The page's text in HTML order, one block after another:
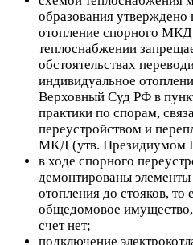
образования утверждено
отопление спорного
теплоснабжении
обстоятельствах
индивидуальное
Верховный Суд РФ в
практики по спорам,
переустройством и
МКД (утв. Президиумом
в ходе спорного
демонтированы
отопления до стояков,
общедомовое
счет нет;
подключение